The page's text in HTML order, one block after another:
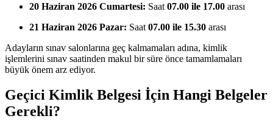
20 Haziran 2026 Cumartesi: Saat 07.00 ile 17.00 arası
21 Haziran 2026 Pazar: Saat 07.00 ile 15.30 arası
Adayların sınav salonlarına geç kalmamaları adına, kimlik
işlemlerini sınav saatinden makul bir süre önce tamamlamaları
büyük önem arz ediyor.
Geçici Kimlik Belgesi İçin Hangi Belgeler
Gerekli?